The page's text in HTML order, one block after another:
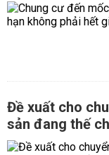
Đề xuất cho
sản đang thế